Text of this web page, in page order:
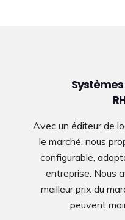
Avec un éditeur de
le marché, nous
configurable,
entreprise. Nous
meilleur prix du
peuvent